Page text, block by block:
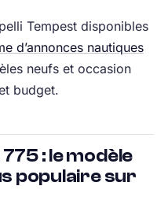
Tempest disponibles
d’annonces nautiques
neufs et occasion
budget.
: le modèle
populaire sur